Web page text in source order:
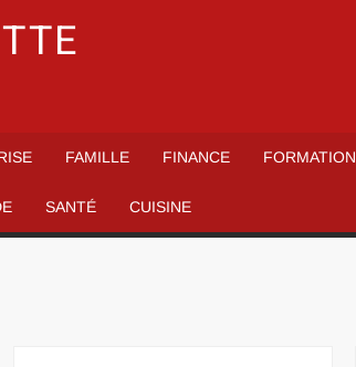
FAMILLE FINANCE FORMATION
SANTÉ CUISINE